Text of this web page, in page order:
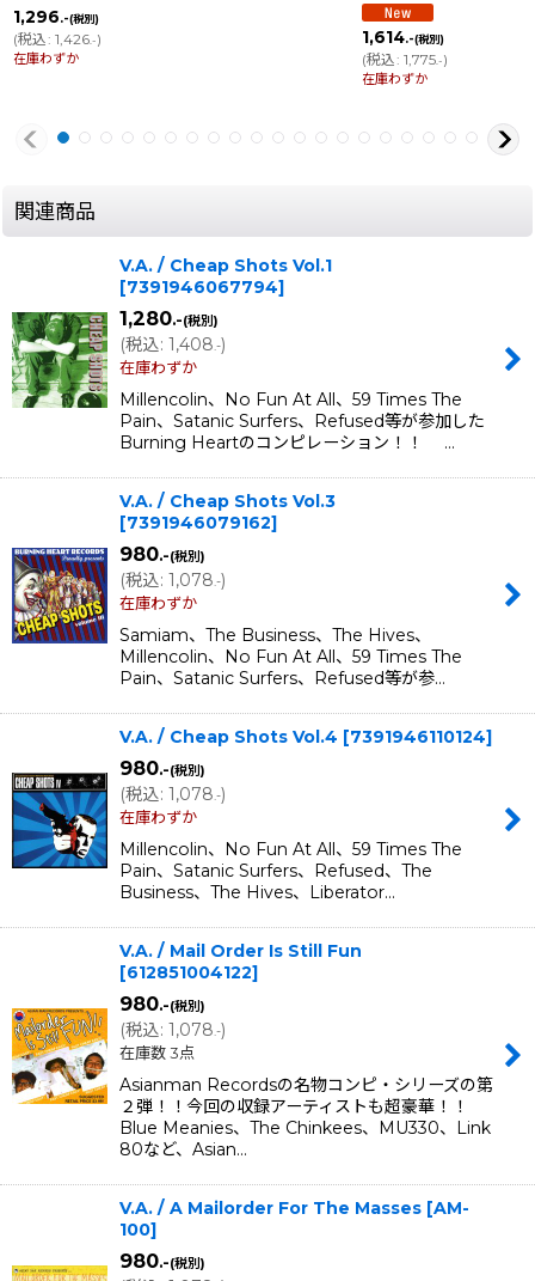
1,296.-(税別)
(税込: 1,426.-)
在庫わずか
1,614.-(税別)
(税込: 1,775.-)
在庫わずか
関連商品
V.A. / Cheap Shots Vol.1
[7391946067794]
1,280.-(税別)
(税込: 1,408.-)
在庫わずか
Millencolin、No Fun At All、59 Times The
Pain、Satanic Surfers、Refused等が参加した
Burning Heartのコンピレーション！！ …
V.A. / Cheap Shots Vol.3
[7391946079162]
980.-(税別)
(税込: 1,078.-)
在庫わずか
Samiam、The Business、The Hives、
Millencolin、No Fun At All、59 Times The
Pain、Satanic Surfers、Refused等が参…
V.A. / Cheap Shots Vol.4 [7391946110124]
980.-(税別)
(税込: 1,078.-)
在庫わずか
Millencolin、No Fun At All、59 Times The
Pain、Satanic Surfers、Refused、The
Business、The Hives、Liberator…
V.A. / Mail Order Is Still Fun
[612851004122]
980.-(税別)
(税込: 1,078.-)
在庫数 3点
Asianman Recordsの名物コンピ・シリーズの第
２弾！！今回の収録アーティストも超豪華！！
Blue Meanies、The Chinkees、MU330、Link
80など、Asian…
V.A. / A Mailorder For The Masses [AM-
100]
980.-(税別)